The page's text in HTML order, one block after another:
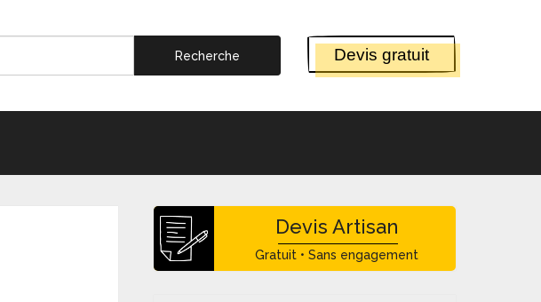
Devis gratuit
Devis Artisan
Gratuit • Sans engagement